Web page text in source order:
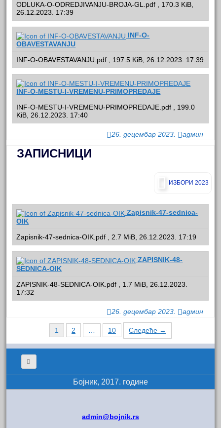
ODLUKA-O-ODREDJIVANJU-BROJA-GL.pdf , 170.3 KiB,
26.12.2023. 17:39
INF-O-
OBAVESTAVANJU
INF-O-OBAVESTAVANJU.pdf , 197.5 KiB, 26.12.2023. 17:39
INF-O-MESTU-I-VREMENU-PRIMOPREDAJE
INF-O-MESTU-I-VREMENU-PRIMOPREDAJE.pdf , 199.0
KiB, 26.12.2023. 17:40
26. децембар 2023. админ
ЗАПИСНИЦИ
ИЗБОРИ 2023
Zapisnik-47-sednica-
OIK
Zapisnik-47-sednica-OIK.pdf , 2.7 MiB, 26.12.2023. 17:19
ZAPISNIK-48-
SEDNICA-OIK
ZAPISNIK-48-SEDNICA-OIK.pdf , 1.7 MiB, 26.12.2023.
17:32
26. децембар 2023. админ
Навигација
кроз
чланке
1 2 … 10 Следеће →
Бојник, 2017. године
admin@bojnik.rs